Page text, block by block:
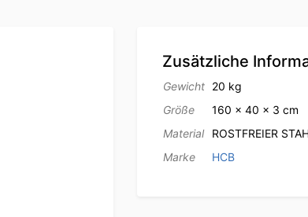
Zusätzliche
Gewicht
20 kg
Größe
160 × 40 × 3 cm
Material
ROSTFREIER
Marke
HCB